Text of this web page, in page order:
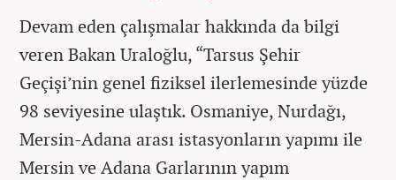
Devam eden çalışmalar hakkında da bilgi
veren Bakan Uraloğlu, “Tarsus Şehir
Geçişi’nin genel fiziksel ilerlemesinde yüzde
98 seviyesine ulaştık. Osmaniye, Nurdağı,
Mersin-Adana arası istasyonların yapımı ile
Mersin ve Adana Garlarının yapım